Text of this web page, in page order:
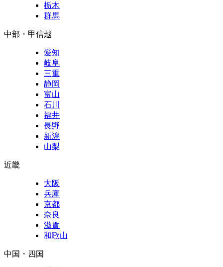
栃木
群馬
中部・甲信越
愛知
岐阜
三重
静岡
富山
石川
福井
長野
新潟
山梨
近畿
大阪
兵庫
京都
奈良
滋賀
和歌山
中国・四国